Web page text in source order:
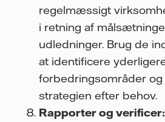
regelmæssigt
i retning af
udledninger. Brug de
at identificere
forbedringsområder og
strategien efter behov.
Rapporter og verificer: